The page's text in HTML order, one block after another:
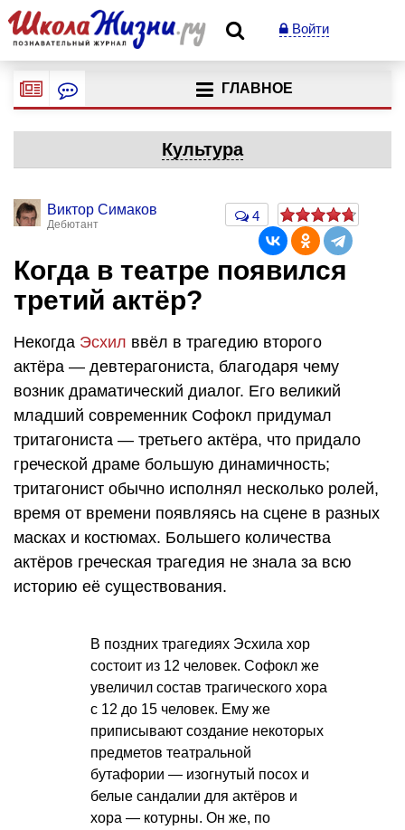
Войти
ГЛАВНОЕ
Культура
Виктор Симаков
Дебютант
4
Когда в театре появился
третий актёр?
Некогда Эсхил ввёл в трагедию второго
актёра — девтерагониста, благодаря чему
возник драматический диалог. Его великий
младший современник Софокл придумал
тритагониста — третьего актёра, что придало
греческой драме большую динамичность;
тритагонист обычно исполнял несколько ролей,
время от времени появляясь на сцене в разных
масках и костюмах. Большего количества
актёров греческая трагедия не знала за всю
историю её существования.
В поздних трагедиях Эсхила хор
состоит из 12 человек. Софокл же
увеличил состав трагического хора
с 12 до 15 человек. Ему же
приписывают создание некоторых
предметов театральной
бутафории — изогнутый посох и
белые сандалии для актёров и
хора — котурны. Он же, по